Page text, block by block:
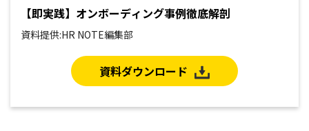
【即実践】オンボーディング事例徹底解剖
資料提供:HR NOTE編集部
資料ダウンロード